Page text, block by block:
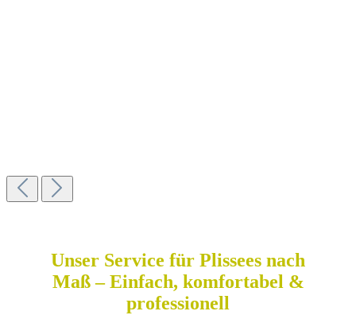
Unser Service für Plissees nach
Maß – Einfach, komfortabel &
professionell